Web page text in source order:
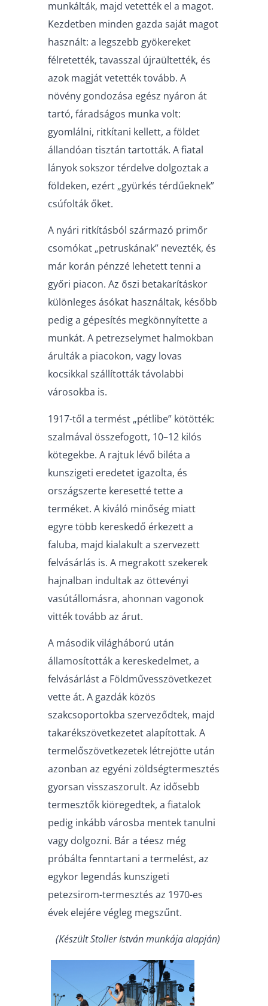
munkálták, majd vetették el a magot.
Kezdetben minden gazda saját magot
használt: a legszebb gyökereket
félretették, tavasszal újraültették, és
azok magját vetették tovább. A
növény gondozása egész nyáron át
tartó, fáradságos munka volt:
gyomlálni, ritkítani kellett, a földet
állandóan tisztán tartották. A fiatal
lányok sokszor térdelve dolgoztak a
földeken, ezért „gyürkés térdűeknek”
csúfolták őket.
A nyári ritkításból származó primőr
csomókat „petruskának” nevezték, és
már korán pénzzé lehetett tenni a
győri piacon. Az őszi betakarításkor
különleges ásókat használtak, később
pedig a gépesítés megkönnyítette a
munkát. A petrezselymet halmokban
árulták a piacokon, vagy lovas
kocsikkal szállították távolabbi
városokba is.
1917-től a termést „pétlibe” kötötték:
szalmával összefogott, 10–12 kilós
kötegekbe. A rajtuk lévő biléta a
kunszigeti eredetet igazolta, és
országszerte keresetté tette a
terméket. A kiváló minőség miatt
egyre több kereskedő érkezett a
faluba, majd kialakult a szervezett
felvásárlás is. A megrakott szekerek
hajnalban indultak az öttevényi
vasútállomásra, ahonnan vagonok
vitték tovább az árut.
A második világháború után
államosították a kereskedelmet, a
felvásárlást a Földművesszövetkezet
vette át. A gazdák közös
szakcsoportokba szerveződtek, majd
takarékszövetkezetet alapítottak. A
termelőszövetkezetek létrejötte után
azonban az egyéni zöldségtermesztés
gyorsan visszaszorult. Az idősebb
termesztők kiöregedtek, a fiatalok
pedig inkább városba mentek tanulni
vagy dolgozni. Bár a téesz még
próbálta fenntartani a termelést, az
egykor legendás kunszigeti
petezsirom-termesztés az 1970-es
évek elejére végleg megszűnt.
(Készült Stoller István munkája alapján)